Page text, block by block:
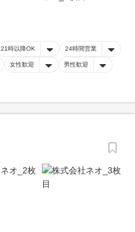
21時以降OK 24時間営業
女性歓迎 男性歓迎